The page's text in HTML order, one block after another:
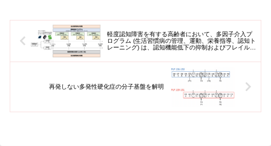
軽度認知障害を有する高齢者において、多因子介入プ
ログラム (生活習慣病の管理、運動、栄養指導、認知ト
レーニング) は、認知機能低下の抑制およびフレイル予
再発しない多発性硬化症の分子基盤を解明